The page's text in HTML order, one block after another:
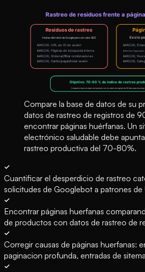
Compare la base de datos de su
datos de rastreo de registros de
encontrar páginas huérfanas. Un
electrónico saludable debe
rastreo productiva del 70-80%.
Cuantificar el desperdicio de rastreo
solicitudes de Googlebot a patrones de
Encontrar páginas huerfanas
de productos con datos de rastreo de
Corregir causas de páginas huerfanas:
paginacion profunda, entradas de